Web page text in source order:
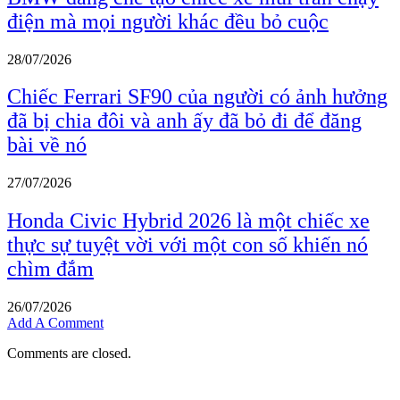
điện mà mọi người khác đều bỏ cuộc
28/07/2026
Chiếc Ferrari SF90 của người có ảnh hưởng
đã bị chia đôi và anh ấy đã bỏ đi để đăng
bài về nó
27/07/2026
Honda Civic Hybrid 2026 là một chiếc xe
thực sự tuyệt vời với một con số khiến nó
chìm đắm
26/07/2026
Add A Comment
Comments are closed.